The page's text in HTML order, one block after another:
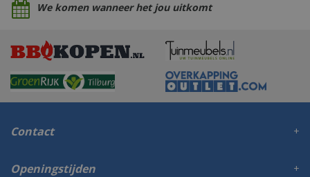
We komen wanneer het jou uitkomt
Contact
Openingstijden